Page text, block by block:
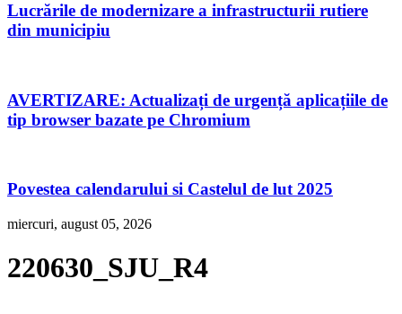
Lucrările de modernizare a infrastructurii rutiere
din municipiu
AVERTIZARE: Actualizați de urgență aplicațiile de
tip browser bazate pe Chromium
Povestea calendarului si Castelul de lut 2025
miercuri, august 05, 2026
220630_SJU_R4